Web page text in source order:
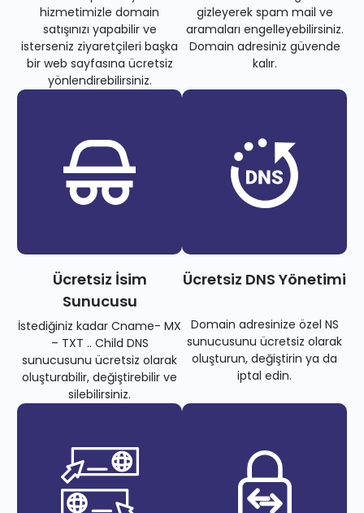
hizmetimizle domain
satışınızı yapabilir ve
isterseniz ziyaretçileri başka
bir web sayfasına ücretsiz
yönlendirebilirsiniz.
gizleyerek spam mail ve
aramaları engelleyebilirsiniz.
Domain adresiniz güvende
kalır.
Ücretsiz İsim
Sunucusu
İstediğiniz kadar Cname- MX
– TXT .. Child DNS
sunucusunu ücretsiz olarak
oluşturabilir, değiştirebilir ve
silebilirsiniz.
Ücretsiz DNS Yönetimi
Domain adresinize özel NS
sunucusunu ücretsiz olarak
oluşturun, değiştirin ya da
iptal edin.